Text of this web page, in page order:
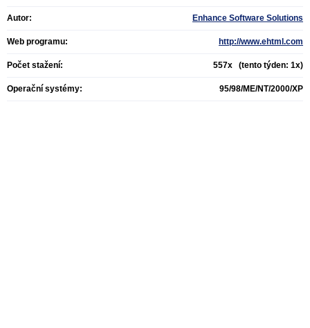
Autor: Enhance Software Solutions
Web programu: http://www.ehtml.com
Počet stažení: 557x (tento týden: 1x)
Operační systémy: 95/98/ME/NT/2000/XP